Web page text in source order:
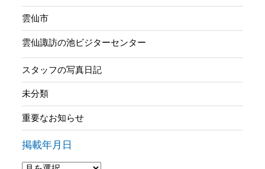
雲仙市
雲仙諏訪の池ビジターセンター
スタッフの写真日記
未分類
重要なお知らせ
掲載年月日